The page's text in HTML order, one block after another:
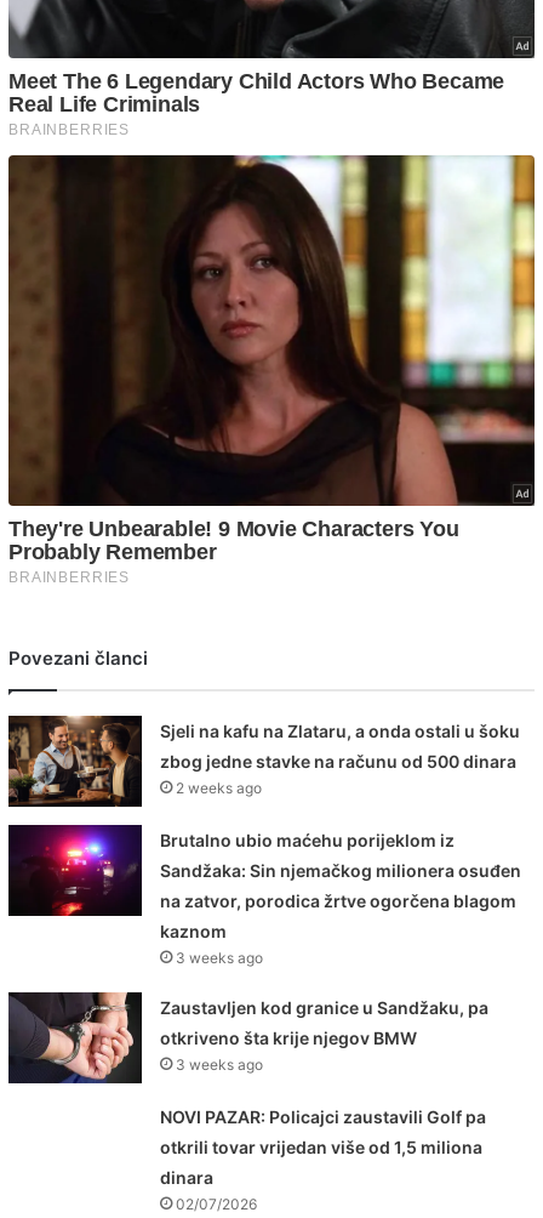
Povezani članci
Sjeli na kafu na Zlataru, a onda ostali u šoku
zbog jedne stavke na računu od 500 dinara
2 weeks ago
Brutalno ubio maćehu porijeklom iz
Sandžaka: Sin njemačkog milionera osuđen
na zatvor, porodica žrtve ogorčena blagom
kaznom
3 weeks ago
Zaustavljen kod granice u Sandžaku, pa
otkriveno šta krije njegov BMW
3 weeks ago
NOVI PAZAR: Policajci zaustavili Golf pa
otkrili tovar vrijedan više od 1,5 miliona
dinara
02/07/2026